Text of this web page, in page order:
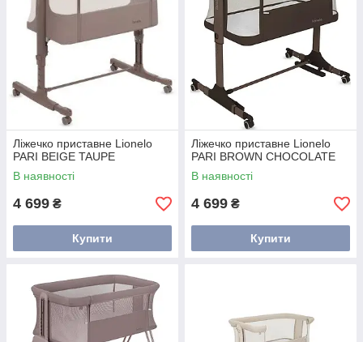
Ліжечко приставне Lionelo
PARI BEIGE TAUPE
В наявності
4 699 ₴
Купити
Ліжечко приставне Lionelo
PARI BROWN CHOCOLATE
В наявності
4 699 ₴
Купити